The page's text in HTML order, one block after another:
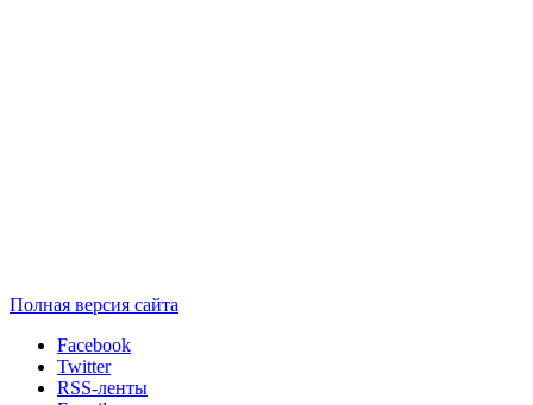
Полная версия сайта
Facebook
Twitter
RSS-ленты